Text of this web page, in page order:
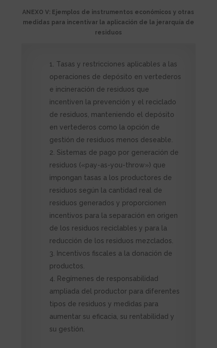
ANEXO V: Ejemplos de instrumentos económicos y otras
medidas para incentivar la aplicación de la jerarquía de
residuos
Tasas y restricciones aplicables a las
operaciones de depósito en vertederos
e incineración de residuos que
incentiven la prevención y el reciclado
de residuos, manteniendo el depósito
en vertederos como la opción de
gestión de residuos menos deseable.
Sistemas de pago por generación de
residuos («pay-as-you-throw») que
impongan tasas a los productores de
residuos según la cantidad real de
residuos generados y proporcionen
incentivos para la separación en origen
de los residuos reciclables y para la
reducción de los residuos mezclados.
Incentivos fiscales a la donación de
productos.
Regímenes de responsabilidad
ampliada del productor para diferentes
tipos de residuos y medidas para
aumentar su eficacia, su rentabilidad y
su gestión.